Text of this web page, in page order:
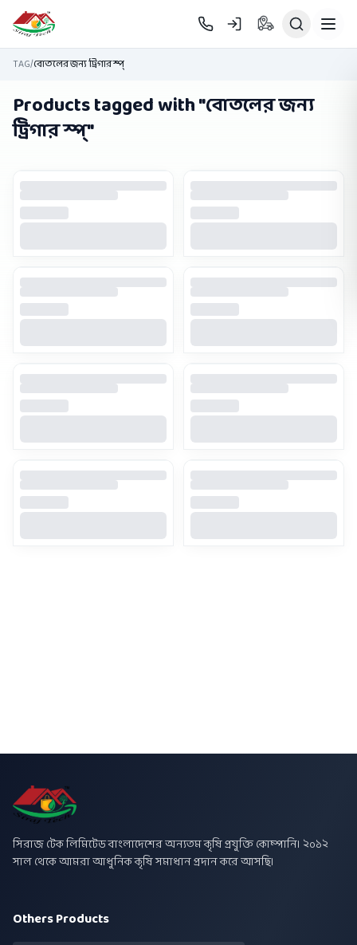
Skip to main content
TAG/বোতলের জন্য ট্রিগার স্প্
Products tagged with "বোতলের জন্য
ট্রিগার স্প্"
সিরাজ টেক লিমিটেড বাংলাদেশের অন্যতম কৃষি প্রযুক্তি কোম্পানি। ২০১২
সাল থেকে আমরা আধুনিক কৃষি সমাধান প্রদান করে আসছি।
Others Products